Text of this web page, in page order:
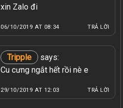
xin Zalo đi
06/10/2019 AT 08:34 TRẢ LỜI
Tripple
says:
Cu cưng ngắt hết rồi nè e
29/10/2019 AT 12:03 TRẢ LỜI